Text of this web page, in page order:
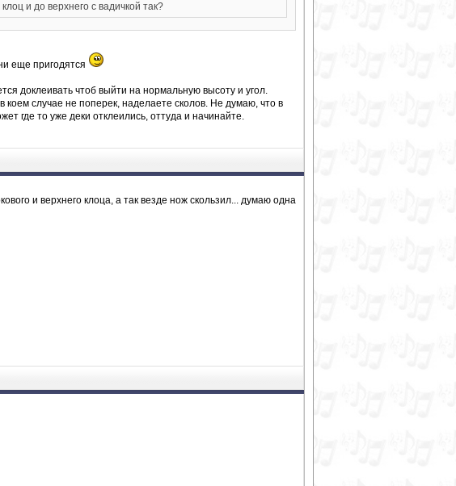
и до верхнего с вадичкой так?
еще пригодятся
доклеивать чтоб выйти на нормальную высоту и угол.
коем случае не поперек, наделаете сколов. Не думаю, что в
где то уже деки отклеились, оттуда и начинайте.
и верхнего клоца, а так везде нож скользил... думаю одна